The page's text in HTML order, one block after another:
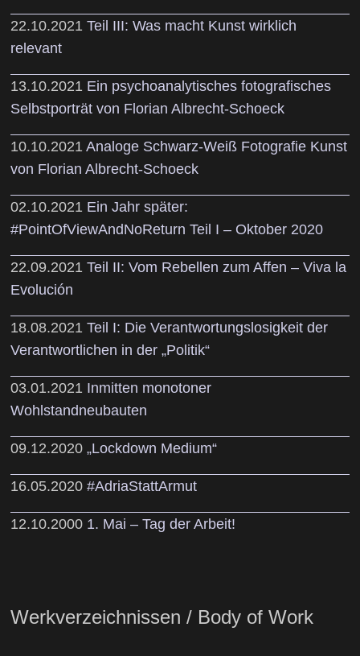
22.10.2021 Teil III: Was macht Kunst wirklich
relevant
13.10.2021 Ein psychoanalytisches fotografisches
Selbstporträt von Florian Albrecht-Schoeck
10.10.2021 Analoge Schwarz-Weiß Fotografie Kunst
von Florian Albrecht-Schoeck
02.10.2021 Ein Jahr später:
#PointOfViewAndNoReturn Teil I – Oktober 2020
22.09.2021 Teil II: Vom Rebellen zum Affen – Viva la
Evolución
18.08.2021 Teil I: Die Verantwortungslosigkeit der
Verantwortlichen in der „Politik“
03.01.2021 Inmitten monotoner
Wohlstandneubauten
09.12.2020 „Lockdown Medium“
16.05.2020 #AdriaStattArmut
12.10.2000 1. Mai – Tag der Arbeit!
Werkverzeichnissen / Body of Work